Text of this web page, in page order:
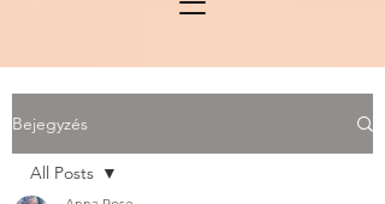
Bejegyzés
All Posts